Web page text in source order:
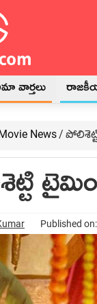
వార్తలు
News/
Published